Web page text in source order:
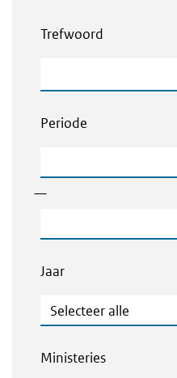
Trefwoord
Periode
—
Jaar
Jaar
Ministeries